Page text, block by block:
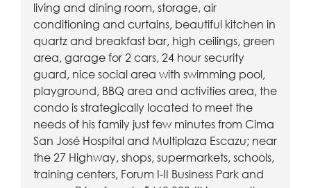
living and dining room, storage, air
conditioning and curtains, beautiful kitchen in
quartz and breakfast bar, high ceilings, green
area, garage for 2 cars, 24 hour security
guard, nice social area with swimming pool,
playground, BBQ area and activities area, the
condo is strategically located to meet the
needs of his family just few minutes from Cima
San José Hospital and Multiplaza Escazu; near
the 27 Highway, shops, supermarkets, schools,
training centers, Forum I-II Business Park and